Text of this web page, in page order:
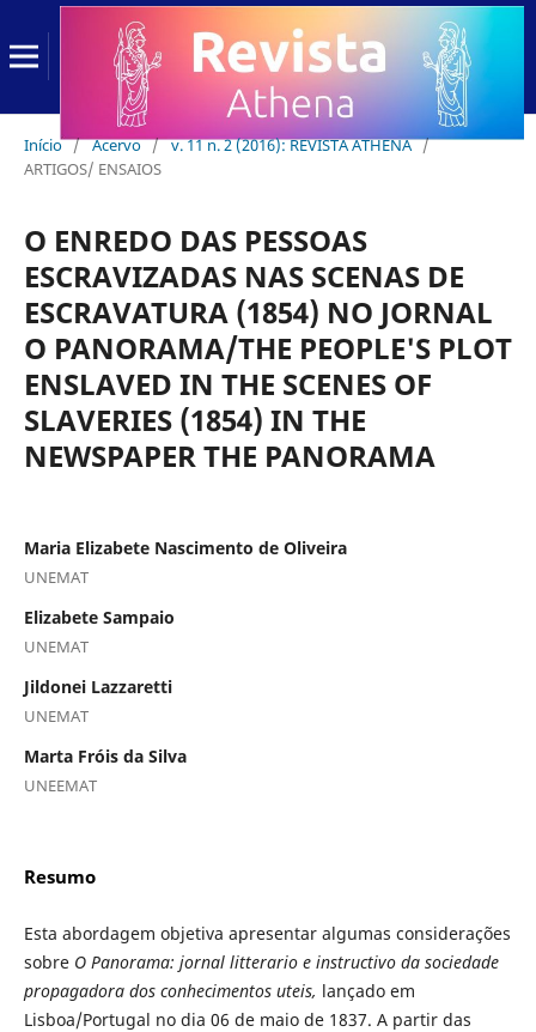
Início / Acervo / v. 11 n. 2 (2016): REVISTA ATHENA /
ARTIGOS/ ENSAIOS
O ENREDO DAS PESSOAS
ESCRAVIZADAS NAS SCENAS DE
ESCRAVATURA (1854) NO JORNAL
O PANORAMA/THE PEOPLE'S PLOT
ENSLAVED IN THE SCENES OF
SLAVERIES (1854) IN THE
NEWSPAPER THE PANORAMA
Maria Elizabete Nascimento de Oliveira
UNEMAT
Elizabete Sampaio
UNEMAT
Jildonei Lazzaretti
UNEMAT
Marta Fróis da Silva
UNEEMAT
Resumo
Esta abordagem objetiva apresentar algumas considerações
sobre O Panorama: jornal litterario e instructivo da sociedade
propagadora dos conhecimentos uteis, lançado em
Lisboa/Portugal no dia 06 de maio de 1837. A partir das